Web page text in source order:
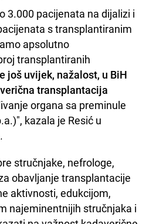
3.000 pacijenata na dijalizi i
s transplantiranim
apsolutno
transplantiranih
još uvijek, nažalost, u BiH
transplantacija
organa sa preminule
kazala je Resić u
stručnjake, nefrologe,
obavljanje transplantacije
aktivnosti, edukcijom,
najeminentnijih stručnjaka i